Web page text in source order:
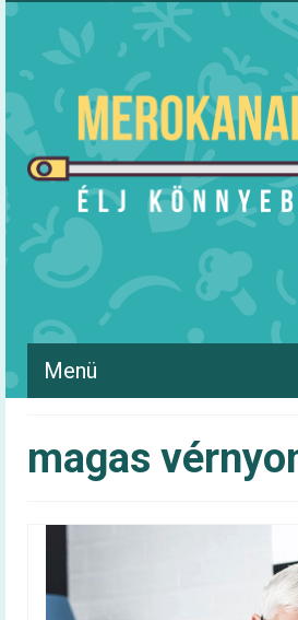
Menü
Táplálkozás
Magyar táplálkozási
magas